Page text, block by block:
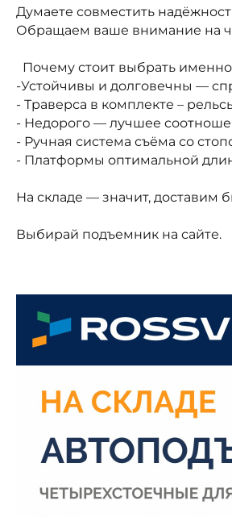
Думаете совместить
Обращаем ваше внимание на
Почему стоит выбрать именно
-Устойчивы и долговечны —
- Траверса в комплекте –
- Недорого — лучшее
- Ручная система съёма со
- Платформы оптимальной
На складе — значит, доставим
Выбирай подъемник на сайте.